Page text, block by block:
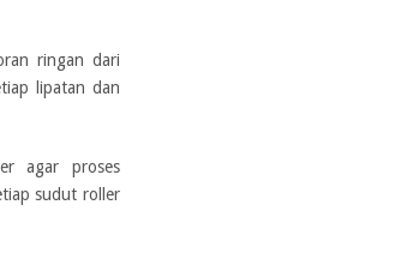
ringan dari
lipatan dan
agar proses
sudut roller